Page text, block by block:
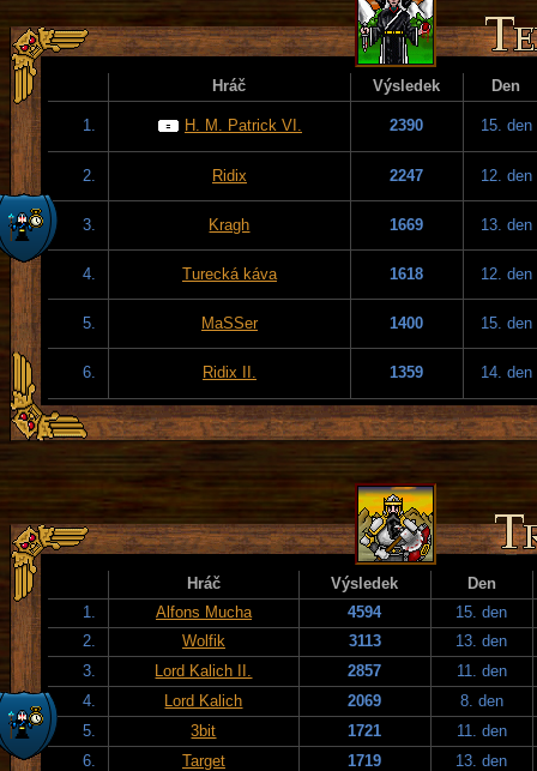
Hráč Výsledek Den
1. H. M. Patrick VI. 2390 15. den
2. Ridix 2247 12. den
3. Kragh 1669 13. den
4. Turecká káva 1618 12. den
5. MaSSer 1400 15. den
6. Ridix II. 1359 14. den
Hráč Výsledek
Den
1.
Alfons Mucha 4594
15. den
2.
Wolfik 3113
13. den
3.
Lord Kalich II. 2857
11. den
4.
Lord Kalich 2069
8. den
5.
3bit 1721
11. den
6.
Target 1719
13. den